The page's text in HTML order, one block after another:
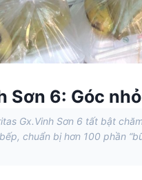
Sơn 6: Góc
Gx.Vinh Sơn 6 tất bật
chuẩn bị hơn 100 phần